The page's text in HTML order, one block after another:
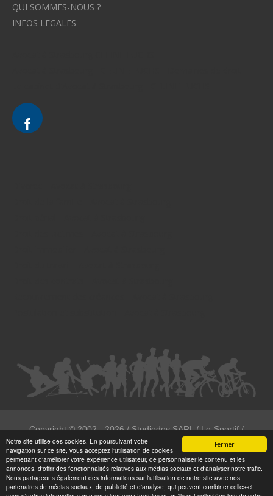
Fermer
Notre site utilise des cookies. En poursuivant votre
navigation sur ce site, vous acceptez l'utilisation de cookies
permettant d'améliorer votre expérience utilisateur, de personnaliser le contenu et les
annonces, d'offrir des fonctionnalités relatives aux médias sociaux et d'analyser notre trafic.
Nous partageons également des informations sur l'utilisation de notre site avec nos
partenaires de médias sociaux, de publicité et d'analyse, qui peuvent combiner celles-ci
QUI SOMMES-NOUS ?
INFOS LEGALES
Copyright ©2002 - 2026/ Studiodev SARL / Le-Sportif /
Registration4all
Tous droits réservées.
Numéro de déclaration CNIL : 1999972